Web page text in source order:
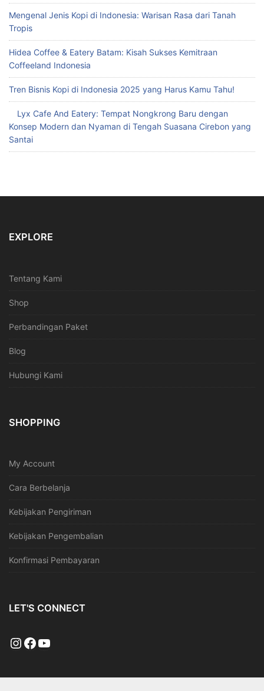
Mengenal Jenis Kopi di Indonesia: Warisan Rasa dari Tanah
Tropis
Hidea Coffee & Eatery Batam: Kisah Sukses Kemitraan
Coffeeland Indonesia
Tren Bisnis Kopi di Indonesia 2025 yang Harus Kamu Tahu!
Lyx Cafe And Eatery: Tempat Nongkrong Baru dengan
Konsep Modern dan Nyaman di Tengah Suasana Cirebon yang
Santai
EXPLORE
Tentang Kami
Shop
Perbandingan Paket
Blog
Hubungi Kami
SHOPPING
My Account
Cara Berbelanja
Kebijakan Pengiriman
Kebijakan Pengembalian
Konfirmasi Pembayaran
LET'S CONNECT